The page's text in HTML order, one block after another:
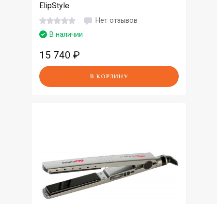
ElipStyle
Нет отзывов
В наличии
15 740 ₽
В КОРЗИНУ